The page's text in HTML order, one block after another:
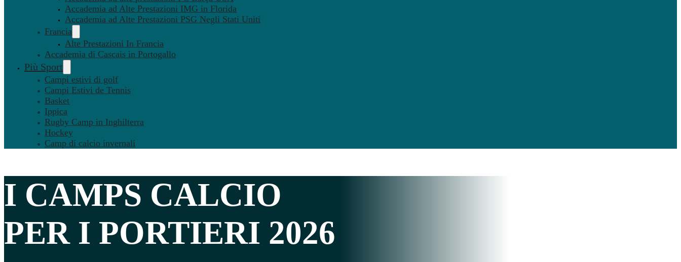
Accademia ad Alte Prestazioni IMG in Florida
Accademia ad Alte Prestazioni PSG Negli Stati Uniti
Francia
Alte Prestazioni In Francia
Accademia di Cascais in Portogallo
Più Sport
Campi estivi di golf
Campi Estivi de Tennis
Basket
Ippica
Rugby Camp in Inghilterra
Hockey
Camp di calcio invernali
I CAMPS CALCIO
PER I PORTIERI 2026